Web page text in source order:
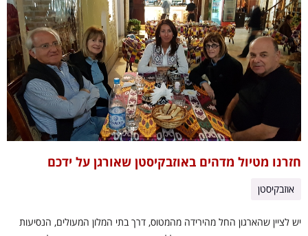
חזרנו מטיול מדהים באוזבקיסטן שאורגן על ידכם
אוזבקיסטן
יש לציין שהארגון החל מהירידה מהמטוס, דרך בתי המלון המעולים, הנסיעות